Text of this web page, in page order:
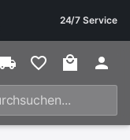
24/7 Service